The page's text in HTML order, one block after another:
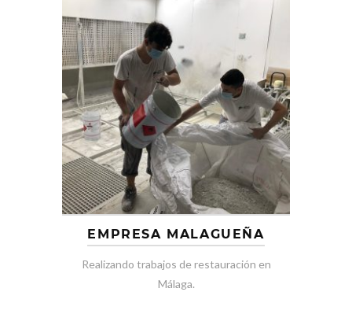
EMPRESA MALAGUEÑA
Realizando trabajos de restauración en
Málaga.